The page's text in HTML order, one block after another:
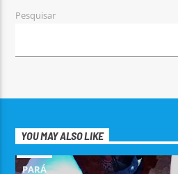
Pesquisar
YOU MAY ALSO LIKE
PARÁ